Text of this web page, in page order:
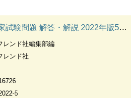
答・解説 2022年版5巻 I 小児看護学 ; J 母性看護学 ; K 精神看護学
レンド社編集部編
レンド社
5